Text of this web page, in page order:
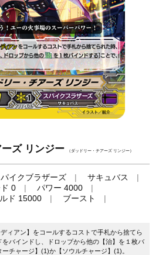
ズ リンジー （ダッドリー・チアーズ リンジー）
パイクブラザーズ
サキュバス
0
パワー 4000
ド 15000
ブースト
ィアン】をコールするコストで手札から捨てら
バインドし、ドロップから他の【治】を１枚バ
チャージ】(1)か【ソウルチャージ】(1)。